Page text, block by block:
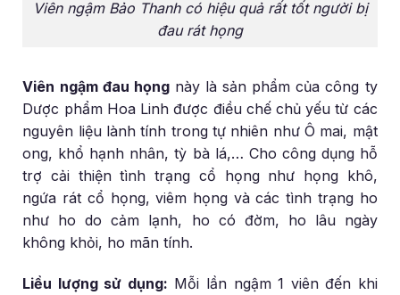
Viên ngậm Bảo Thanh có hiệu quả rất tốt người bị
đau rát họng
Viên ngậm đau họngnày là sản phẩm của công ty
Dược phẩm Hoa Linh được điều chế chủ yếu từ các
nguyên liệu lành tính trong tự nhiên như Ô mai, mật
ong, khổ hạnh nhân, tỳ bà lá,… Cho công dụng hỗ
trợ cải thiện tình trạng cổ họng như họng khô,
ngứa rát cổ họng, viêm họng và các tình trạng ho
như ho do cảm lạnh, ho có đờm, ho lâu ngày
không khỏi, ho mãn tính.
Liều lượng sử dụng: Mỗi lần ngậm 1 viên đến khi